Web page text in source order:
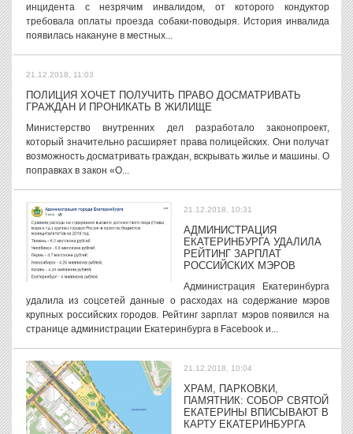
инцидента с незрячим инвалидом, от которого кондуктор
требовала оплаты проезда собаки-поводыря. История инвалида
появилась накануне в местных...
21.12.2018, 11:03
ПОЛИЦИЯ ХОЧЕТ ПОЛУЧИТЬ ПРАВО ДОСМАТРИВАТЬ
ГРАЖДАН И ПРОНИКАТЬ В ЖИЛИЩЕ
Министерство внутренних дел разработало законопроект,
который значительно расширяет права полицейских. Они получат
возможность досматривать граждан, вскрывать жилье и машины. О
поправках в закон «О...
21.12.2018, 10:31
АДМИНИСТРАЦИЯ
ЕКАТЕРИНБУРГА УДАЛИЛА
РЕЙТИНГ ЗАРПЛАТ
РОССИЙСКИХ МЭРОВ
Администрация Екатеринбурга
удалила из соцсетей данные о расходах на содержание мэров
крупных российских городов. Рейтинг зарплат мэров появился на
странице администрации Екатеринбурга в Facebook и...
21.12.2018, 10:04
ХРАМ, ПАРКОВКИ,
ПАМЯТНИК: СОБОР СВЯТОЙ
ЕКАТЕРИНЫ ВПИСЫВАЮТ В
КАРТУ ЕКАТЕРИНБУРГА